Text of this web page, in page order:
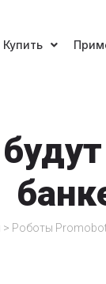
Купить
> Роботы